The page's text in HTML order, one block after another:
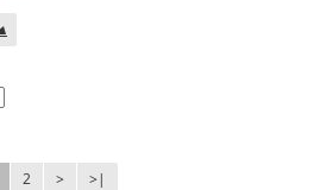
2 > >|